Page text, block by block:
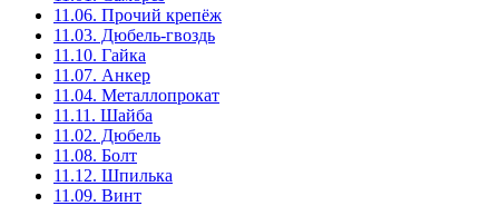
11.06. Прочий крепёж
11.03. Дюбель-гвоздь
11.10. Гайка
11.07. Анкер
11.04. Металлопрокат
11.11. Шайба
11.02. Дюбель
11.08. Болт
11.12. Шпилька
11.09. Винт